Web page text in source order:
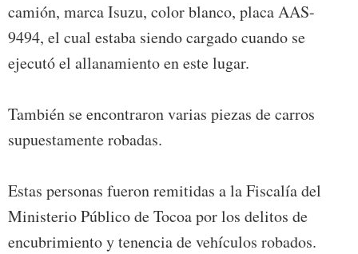
camión, marca Isuzu, color blanco, placa AAS-
9494, el cual estaba siendo cargado cuando se
ejecutó el allanamiento en este lugar.
También se encontraron varias piezas de carros
supuestamente robadas.
Estas personas fueron remitidas a la Fiscalía del
Ministerio Público de Tocoa por los delitos de
encubrimiento y tenencia de vehículos robados.